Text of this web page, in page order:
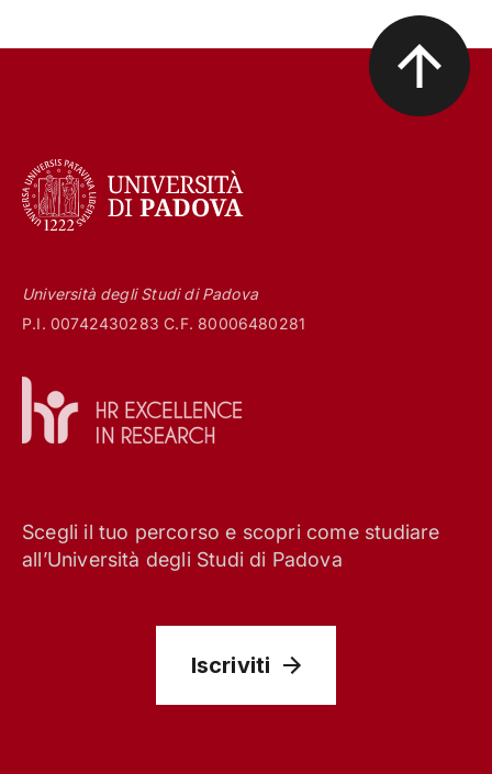
Università degli Studi di Padova
P.I. 00742430283 C.F. 80006480281
Scegli il tuo percorso e scopri come studiare
all’Università degli Studi di Padova
Iscriviti